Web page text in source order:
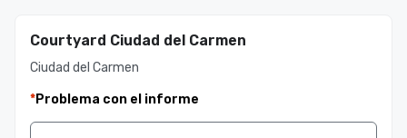
Courtyard Ciudad del Carmen
Ciudad del Carmen
*Problema con el informe